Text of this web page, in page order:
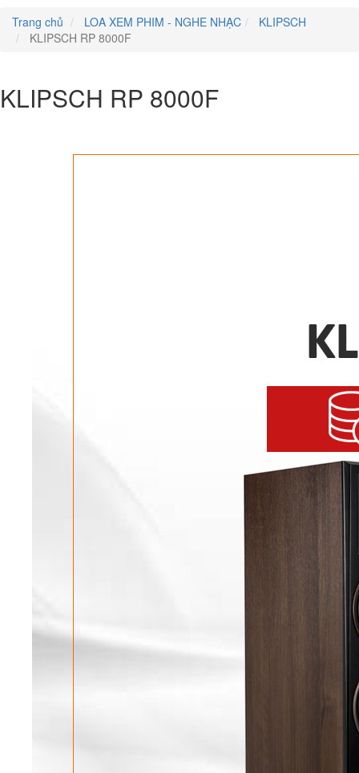
Trang chủ
LOA XEM PHIM - NGHE NHẠC
KLIPSCH
KLIPSCH RP 8000F
KLIPSCH RP 8000F